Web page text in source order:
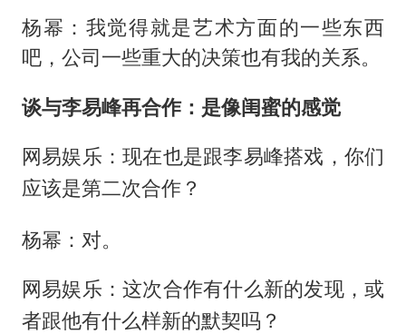
杨幂：我觉得就是艺术方面的一些东西
吧，公司一些重大的决策也有我的关系。
谈与李易峰再合作：是像闺蜜的感觉
网易娱乐：现在也是跟李易峰搭戏，你们
应该是第二次合作？
杨幂：对。
网易娱乐：这次合作有什么新的发现，或
者跟他有什么样新的默契吗？